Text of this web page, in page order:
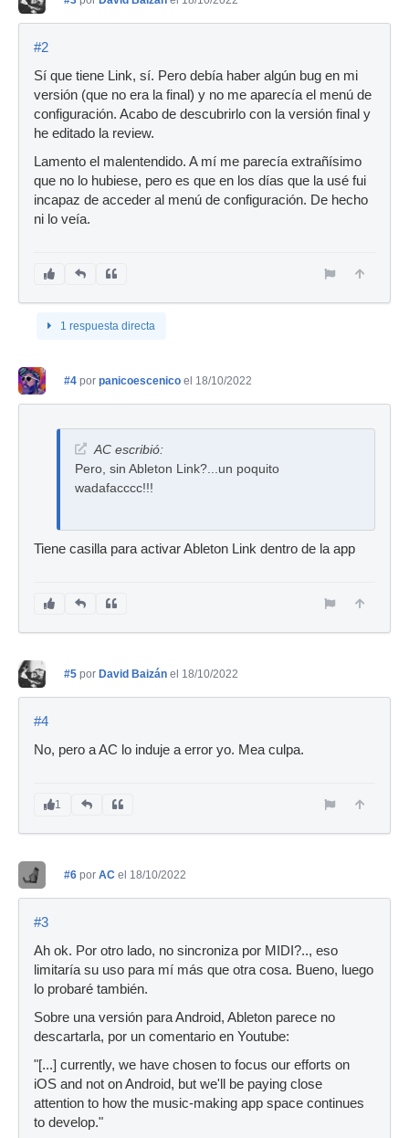
#2
Sí que tiene Link, sí. Pero debía haber algún bug en mi
versión (que no era la final) y no me aparecía el menú de
configuración. Acabo de descubrirlo con la versión final y
he editado la review.
Lamento el malentendido. A mí me parecía extrañísimo
que no lo hubiese, pero es que en los días que la usé fui
incapaz de acceder al menú de configuración. De hecho
ni lo veía.
1 respuesta directa
#4 por panicoescenico el 18/10/2022
AC escribió:
Pero, sin Ableton Link?...un poquito
wadafacccc!!!
Tiene casilla para activar Ableton Link dentro de la app
#5 por David Baizán el 18/10/2022
#4
No, pero a AC lo induje a error yo. Mea culpa.
1
#6 por AC el 18/10/2022
#3
Ah ok. Por otro lado, no sincroniza por MIDI?.., eso
limitaría su uso para mí más que otra cosa. Bueno, luego
lo probaré también.
Sobre una versión para Android, Ableton parece no
descartarla, por un comentario en Youtube:
"[...] currently, we have chosen to focus our efforts on
iOS and not on Android, but we'll be paying close
attention to how the music-making app space continues
to develop."